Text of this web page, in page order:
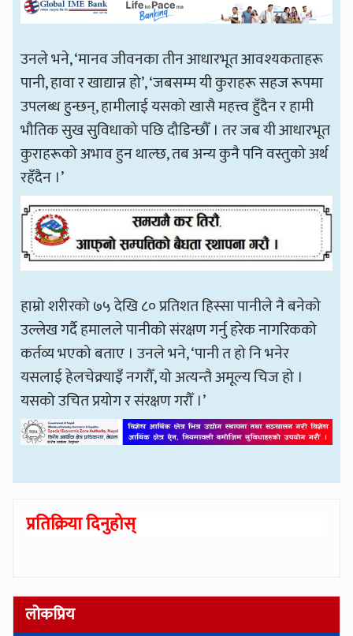
उनले भने, ‘मानव जीवनका तीन आधारभूत आवश्यकताहरू
पानी, हावा र खाद्यान्न हो’, ‘जबसम्म यी कुराहरू सहज रूपमा
उपलब्ध हुन्छन्, हामीलाई यसको खासै महत्त्व हुँदैन र हामी
भौतिक सुख सुविधाको पछि दौडिन्छौँ । तर जब यी आधारभूत
कुराहरूको अभाव हुन थाल्छ, तब अन्य कुनै पनि वस्तुको अर्थ
रहँदैन ।’
हाम्रो शरीरको ७५ देखि ८० प्रतिशत हिस्सा पानीले नै बनेको
उल्लेख गर्दै हमालले पानीको संरक्षण गर्नु हरेक नागरिकको
कर्तव्य भएको बताए । उनले भने, ‘पानी त हो नि भनेर
यसलाई हेलचेक्र्याइँ नगरौँ, यो अत्यन्तै अमूल्य चिज हो ।
यसको उचित प्रयोग र संरक्षण गरौँ ।’
प्रतिक्रिया दिनुहोस्
लोकप्रिय